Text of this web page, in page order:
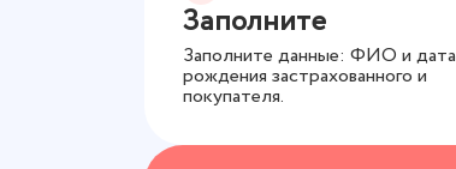
Заполните
Заполните данные: ФИО и дата
рождения застрахованного и
покупателя.